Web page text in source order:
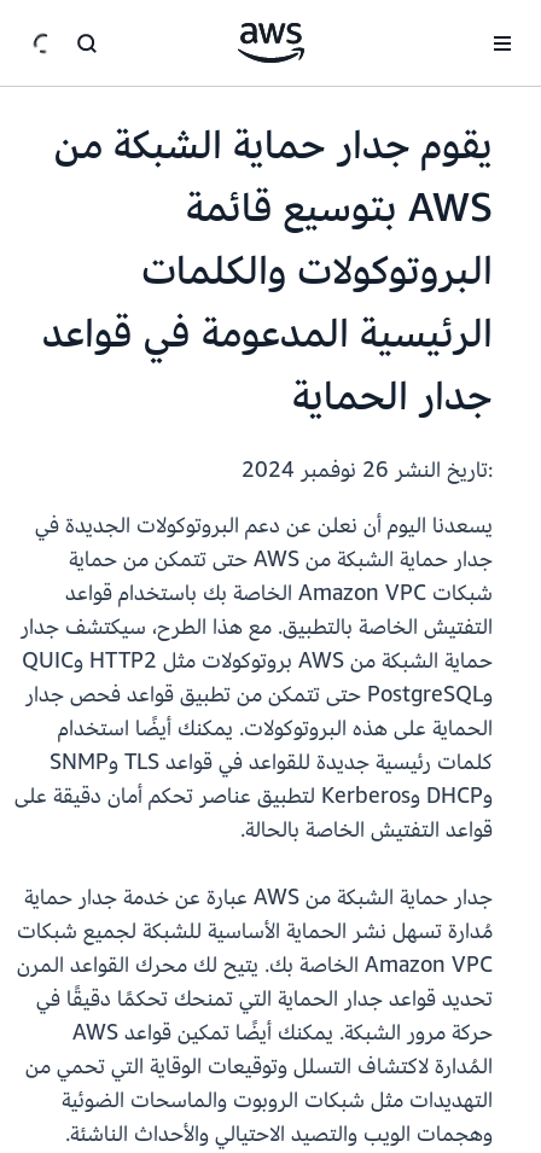
يقوم جدار حماية الشبكة من
AWS بتوسيع قائمة
البروتوكولات والكلمات
الرئيسية المدعومة في قواعد
جدار الحماية
:تاريخ النشر
يسعدنا اليوم أن نعلن عن دعم البروتوكولات الجديدة في
جدار حماية الشبكة من AWS حتى تتمكن من حماية
شبكات Amazon VPC الخاصة بك باستخدام قواعد
التفتيش الخاصة بالتطبيق. مع هذا الطرح، سيكتشف جدار
حماية الشبكة من AWS بروتوكولات مثل HTTP2 وQUIC
وPostgreSQL حتى تتمكن من تطبيق قواعد فحص جدار
الحماية على هذه البروتوكولات. يمكنك أيضًا استخدام
كلمات رئيسية جديدة للقواعد في قواعد TLS وSNMP
وDHCP وKerberos لتطبيق عناصر تحكم أمان دقيقة على
قواعد التفتيش الخاصة بالحالة.
جدار حماية الشبكة من AWS عبارة عن خدمة جدار حماية
مُدارة تسهل نشر الحماية الأساسية للشبكة لجميع شبكات
Amazon VPC الخاصة بك. يتيح لك محرك القواعد المرن
تحديد قواعد جدار الحماية التي تمنحك تحكمًا دقيقًا في
حركة مرور الشبكة. يمكنك أيضًا تمكين قواعد AWS
المُدارة لاكتشاف التسلل وتوقيعات الوقاية التي تحمي من
التهديدات مثل شبكات الروبوت والماسحات الضوئية
وهجمات الويب والتصيد الاحتيالي والأحداث الناشئة.